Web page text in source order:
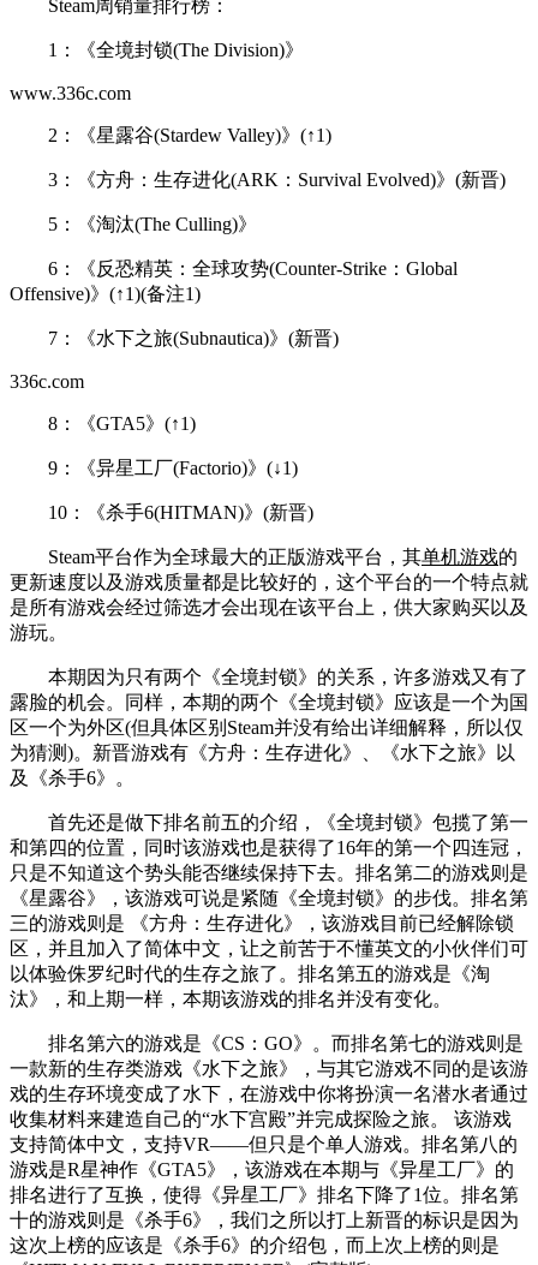
Steam周销量排行榜：
1：《全境封锁(The Division)》
www.336c.com
2：《星露谷(Stardew Valley)》(↑1)
3：《方舟：生存进化(ARK：Survival Evolved)》(新晋)
5：《淘汰(The Culling)》
6：《反恐精英：全球攻势(Counter-Strike：Global
Offensive)》(↑1)(备注1)
7：《水下之旅(Subnautica)》(新晋)
336c.com
8：《GTA5》(↑1)
9：《异星工厂(Factorio)》(↓1)
10：《杀手6(HITMAN)》(新晋)
Steam平台作为全球最大的正版游戏平台，其单机游戏的
更新速度以及游戏质量都是比较好的，这个平台的一个特点就
是所有游戏会经过筛选才会出现在该平台上，供大家购买以及
游玩。
本期因为只有两个《全境封锁》的关系，许多游戏又有了
露脸的机会。同样，本期的两个《全境封锁》应该是一个为国
区一个为外区(但具体区别Steam并没有给出详细解释，所以仅
为猜测)。新晋游戏有《方舟：生存进化》、《水下之旅》以
及《杀手6》。
首先还是做下排名前五的介绍，《全境封锁》包揽了第一
和第四的位置，同时该游戏也是获得了16年的第一个四连冠，
只是不知道这个势头能否继续保持下去。排名第二的游戏则是
《星露谷》，该游戏可说是紧随《全境封锁》的步伐。排名第
三的游戏则是 《方舟：生存进化》，该游戏目前已经解除锁
区，并且加入了简体中文，让之前苦于不懂英文的小伙伴们可
以体验侏罗纪时代的生存之旅了。排名第五的游戏是《淘
汰》，和上期一样，本期该游戏的排名并没有变化。
排名第六的游戏是《CS：GO》。而排名第七的游戏则是
一款新的生存类游戏《水下之旅》，与其它游戏不同的是该游
戏的生存环境变成了水下，在游戏中你将扮演一名潜水者通过
收集材料来建造自己的“水下宫殿”并完成探险之旅。 该游戏
支持简体中文，支持VR——但只是个单人游戏。排名第八的
游戏是R星神作《GTA5》，该游戏在本期与《异星工厂》的
排名进行了互换，使得《异星工厂》排名下降了1位。排名第
十的游戏则是《杀手6》，我们之所以打上新晋的标识是因为
这次上榜的应该是《杀手6》的介绍包，而上次上榜的则是